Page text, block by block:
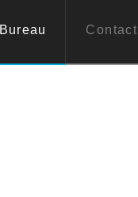
Bureau Contact